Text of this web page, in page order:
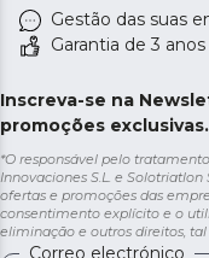
Gestão das suas
Garantia de 3
Inscreva-se na
promoções exclusivas.
*O responsável pelo
Innovaciones S.L. e
ofertas e promoções das
consentimento explícito e o
eliminação e outros direitos,
Correo electrónico